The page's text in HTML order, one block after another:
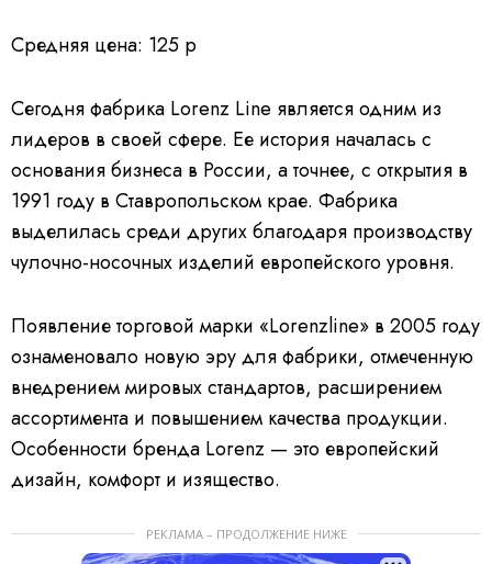
Средняя цена: 125 р
Сегодня фабрика Lorenz Line является одним из
лидеров в своей сфере. Ее история началась с
основания бизнеса в России, а точнее, с открытия в
1991 году в Ставропольском крае. Фабрика
выделилась среди других благодаря производству
чулочно-носочных изделий европейского уровня.
Появление торговой марки «Lorenzline» в 2005 году
ознаменовало новую эру для фабрики, отмеченную
внедрением мировых стандартов, расширением
ассортимента и повышением качества продукции.
Особенности бренда Lorenz — это европейский
дизайн, комфорт и изящество.
РЕКЛАМА – ПРОДОЛЖЕНИЕ НИЖЕ